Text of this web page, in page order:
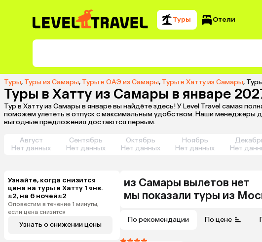
Туры Отели
Туры, Туры из Самары, Туры в ОАЭ из Самары, Туры в Хатту из Самары,
Туры в Хатту из Самары в январе
Тур в Хатту из Самары в январе вы найдёте здесь! У Level Travel самая
поможем улететь в отпуск с максимальным удобством. Наши менеджеры
выгодные предложения достаются первым.
Август
Нет данных
Сентябрь
Нет данных
Октябрь
Нет данных
Ноябрь
Нет данных
Нет
Узнайте, когда снизится
цена на туры в Хатту 1 янв.
±2, на 6 ночей±2
Оповестим в течение 1 минуты,
если цена снизится
Узнать о снижении цены
из Самары вылетов нет
мы показали туры из
По рекомендации По цене